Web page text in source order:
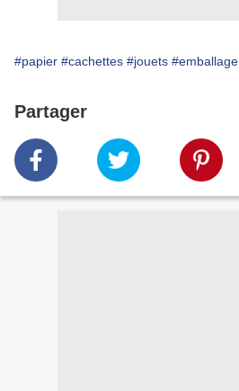
#papier #cachettes #jouets #emballage
Partager